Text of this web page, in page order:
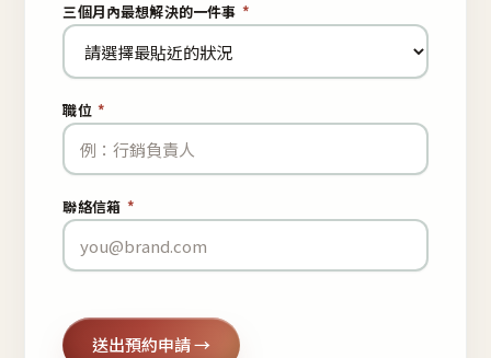
三個月內最想解決的一件事 *
職位 *
聯絡信箱 *
送出預約申請 →